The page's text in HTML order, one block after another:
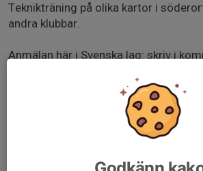
Teknikträning på olika kartor i
andra klubbar.
Anmälan här i Svenska lag: skriv i
behöver någon att åka med till
docs.google.com/spreadsheets/d/
-DhNf1REEojBN10amB/edit?